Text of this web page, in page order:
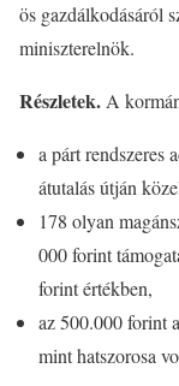
ös gazdálkodásáról
miniszterelnök.
Részletek. A
a párt rendszeres
átutalás útján
178 olyan
000 forint
forint értékben,
az 500.000 forint
mint hatszorosa